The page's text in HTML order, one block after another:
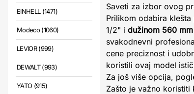
EINHELL (1471)
Modeco (1060)
LEVIOR (999)
DEWALT (993)
YATO (915)
Saveti za izbor ovog
Prilikom odabira
1/2" i dužinom 560 mm
svakodnevni
cene preciznost i
koristili ovaj model
Za još više opcija,
Zašto je važno koristiti